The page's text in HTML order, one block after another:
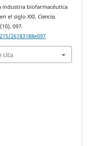
industria biofarmacéutica
el siglo XXI.Ciencia,
(10), 097.
26183188e097
cita